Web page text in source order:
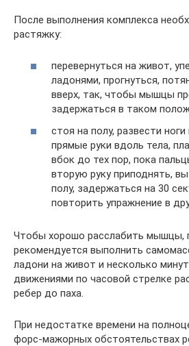
После выполнения комплекса
растяжку:
перевернуться на живот,
ладонями, прогнуться,
вверх, так, чтобы мышцы
задержаться в таком
стоя на полу, развести
прямые руки вдоль тела,
вбок до тех пор, пока
вторую руку приподнять,
полу, задержаться на 30
повторить упражнение в
Чтобы хорошо расслабить мышцы,
рекомендуется выполнить
ладони на живот и несколько
движениями по часовой стрелке
ребер до паха.
При недостатке времени на
форс-мажорных обстоятельствах